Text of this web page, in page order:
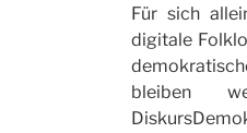
Für sich
digitale
bleiben